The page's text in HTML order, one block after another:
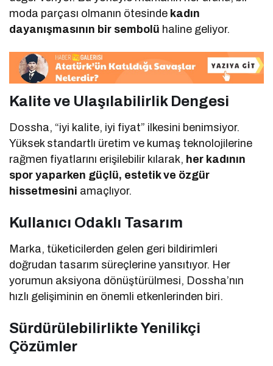
moda parçası olmanın ötesinde kadın
dayanışmasının bir sembolü haline geliyor.
Kalite ve Ulaşılabilirlik Dengesi
Dossha, “iyi kalite, iyi fiyat” ilkesini benimsiyor.
Yüksek standartlı üretim ve kumaş teknolojilerine
rağmen fiyatlarını erişilebilir kılarak, her kadının
spor yaparken güçlü, estetik ve özgür
hissetmesini amaçlıyor.
Kullanıcı Odaklı Tasarım
Marka, tüketicilerden gelen geri bildirimleri
doğrudan tasarım süreçlerine yansıtıyor. Her
yorumun aksiyona dönüştürülmesi, Dossha’nın
hızlı gelişiminin en önemli etkenlerinden biri.
Sürdürülebilirlikte Yenilikçi
Çözümler